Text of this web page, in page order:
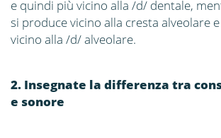
e quindi più vicino alla /d/ dentale,
si produce vicino alla cresta alveolare
vicino alla /d/ alveolare.
2. Insegnate la differenza tra
e sonore